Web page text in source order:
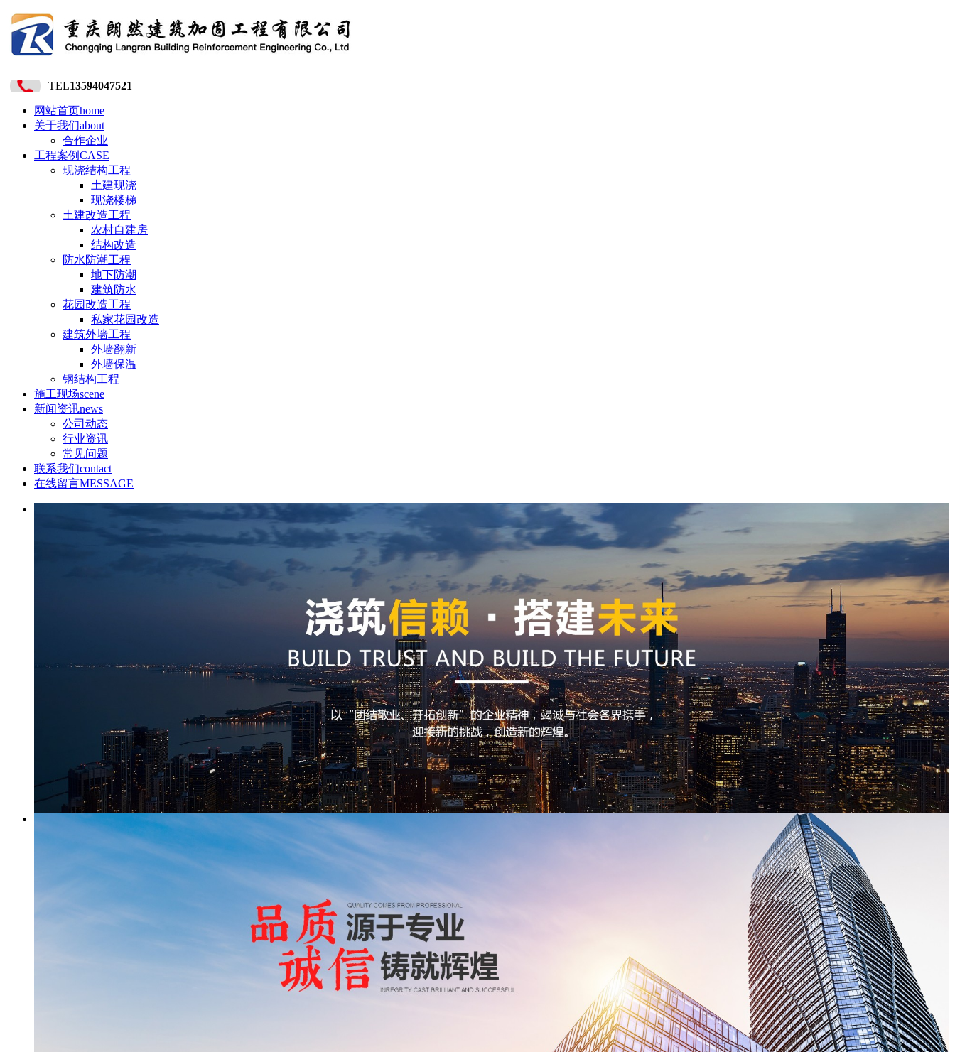
TEL13594047521
网站首页home
关于我们about
合作企业
工程案例CASE
现浇结构工程
土建现浇
现浇楼梯
土建改造工程
农村自建房
结构改造
防水防潮工程
地下防潮
建筑防水
花园改造工程
私家花园改造
建筑外墙工程
外墙翻新
外墙保温
钢结构工程
施工现场scene
新闻资讯news
公司动态
行业资讯
常见问题
联系我们contact
在线留言MESSAGE